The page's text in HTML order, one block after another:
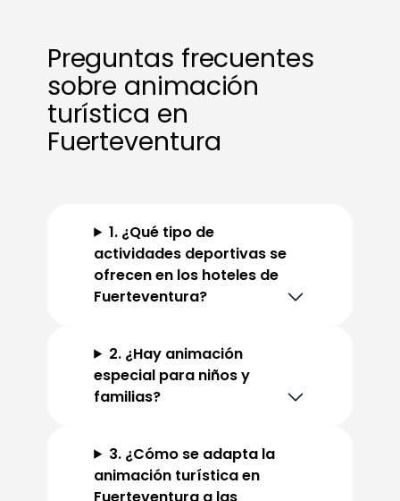
Preguntas frecuentes
sobre animación
turística en
Fuerteventura
1. ¿Qué tipo de
actividades deportivas se
ofrecen en los hoteles de
Fuerteventura?
2. ¿Hay animación
especial para niños y
familias?
3. ¿Cómo se adapta la
animación turística en